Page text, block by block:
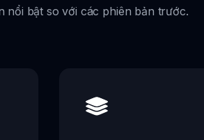
nổi bật so với các phiên bản trước.